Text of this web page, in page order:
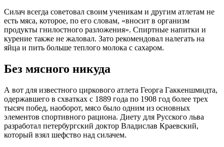
Силач всегда советовал своим ученикам и другим атлетам не
есть мяса, которое, по его словам, «вносит в организм
продукты гнилостного разложения». Спиртные напитки и
курение также не жаловал. Зато рекомендовал налегать на
яйца и пить больше теплого молока с сахаром.
Без мясного никуда
А вот для известного циркового атлета Георга Гаккеншмидта,
одержавшего в схватках с 1889 года по 1908 год более трех
тысяч побед, наоборот, мясо было одним из основных
элементов спортивного рациона. Диету для Русского льва
разработал петербургский доктор Владислав Краевский,
который взял шефство над силачем.